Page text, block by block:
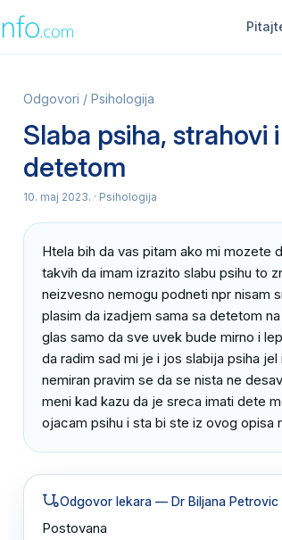
Odgovori / Psihologija
Slaba psiha, strahovi
detetom
10. maj 2023. · Psihologija
Htela bih da vas pitam ako mi mozete
takvih da imam izrazito slabu psihu to
neizvesno nemogu podneti npr nisam
plasim da izadjem sama sa detetom
glas samo da sve uvek bude mirno i
da radim sad mi je i jos slabija psiha
nemiran pravim se da se nista ne
meni kad kazu da je sreca imati dete
ojacam psihu i sta bi ste iz ovog
Odgovor lekara — Dr Biljana Petrovic
Postovana